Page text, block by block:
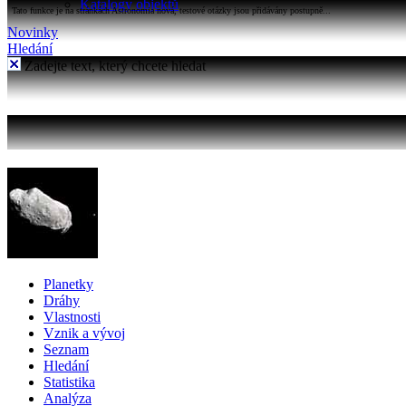
Katalogy objektů
Tato funkce je na stránkách Astronomia nová, testové otázky jsou přidávány postupně...
Novinky
Hledání
Zadejte text, který chcete hledat
Planetky
Dráhy
Vlastnosti
Vznik a vývoj
Seznam
Hledání
Statistika
Analýza